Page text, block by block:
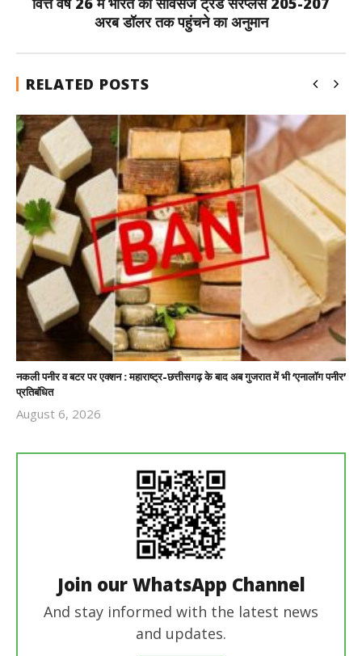
अरब डॉलर तक पहुंचने का अनुमान
RELATED POSTS
नकली पनीर व बटर पर एक्शन : महाराष्ट्र-छत्तीसगढ़ के बाद अब गुजरात में भी ‘एनालॉग पनीर’
प्रतिबंधित
August 6, 2026
Join our WhatsApp Channel
And stay informed with the latest news
and updates.